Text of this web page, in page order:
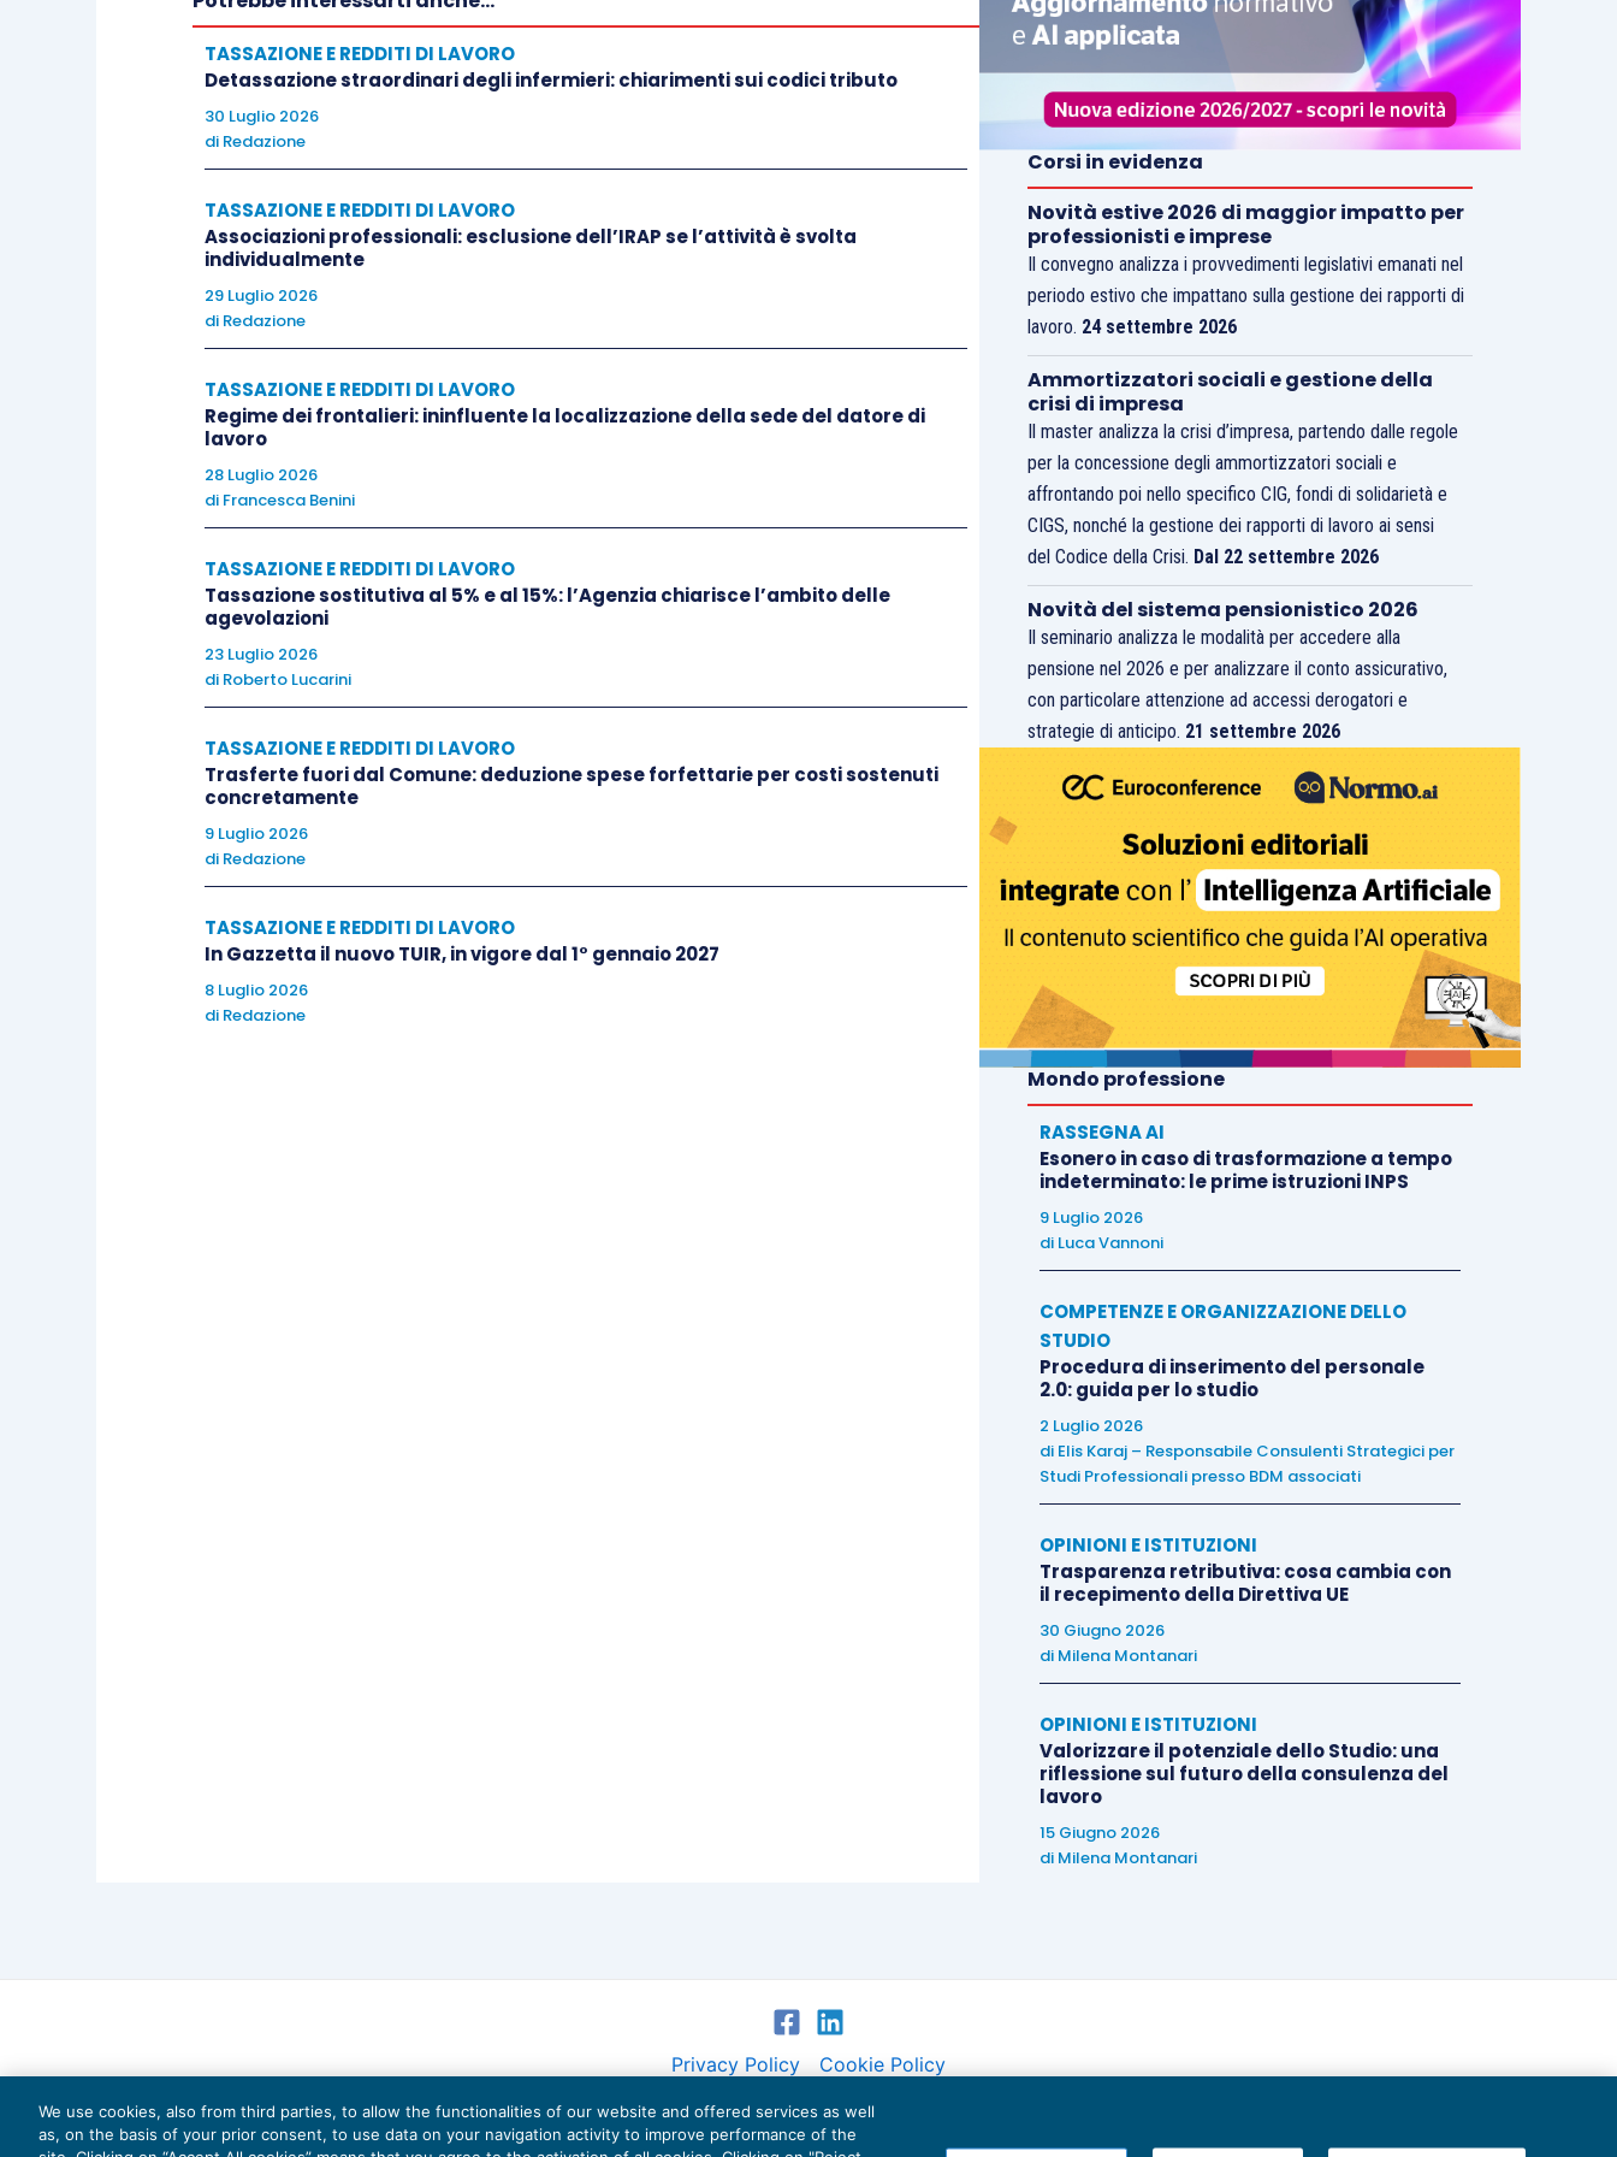
TASSAZIONE E REDDITI DI LAVORO
Detassazione straordinari degli infermieri: chiarimenti sui codici tributo
30 Luglio 2026
di Redazione
TASSAZIONE E REDDITI DI LAVORO
Associazioni professionali: esclusione dell’IRAP se l’attività è svolta
individualmente
29 Luglio 2026
di Redazione
TASSAZIONE E REDDITI DI LAVORO
Regime dei frontalieri: ininfluente la localizzazione della sede del datore di
lavoro
28 Luglio 2026
di Francesca Benini
TASSAZIONE E REDDITI DI LAVORO
Tassazione sostitutiva al 5% e al 15%: l’Agenzia chiarisce l’ambito delle
agevolazioni
23 Luglio 2026
di Roberto Lucarini
TASSAZIONE E REDDITI DI LAVORO
Trasferte fuori dal Comune: deduzione spese forfettarie per costi sostenuti
concretamente
9 Luglio 2026
di Redazione
TASSAZIONE E REDDITI DI LAVORO
In Gazzetta il nuovo TUIR, in vigore dal 1° gennaio 2027
8 Luglio 2026
di Redazione
Corsi in evidenza
Novità estive 2026 di maggior impatto per
professionisti e imprese
Il convegno analizza i provvedimenti legislativi emanati nel
periodo estivo che impattano sulla gestione dei rapporti di
lavoro. 24 settembre 2026
Ammortizzatori sociali e gestione della
crisi di impresa
Il master analizza la crisi d’impresa, partendo dalle regole
per la concessione degli ammortizzatori sociali e
affrontando poi nello specifico CIG, fondi di solidarietà e
CIGS, nonché la gestione dei rapporti di lavoro ai sensi
del Codice della Crisi. Dal 22 settembre 2026
Novità del sistema pensionistico 2026
Il seminario analizza le modalità per accedere alla
pensione nel 2026 e per analizzare il conto assicurativo,
con particolare attenzione ad accessi derogatori e
strategie di anticipo. 21 settembre 2026
Mondo professione
RASSEGNA AI
Esonero in caso di trasformazione a tempo
indeterminato: le prime istruzioni INPS
9 Luglio 2026
di Luca Vannoni
COMPETENZE E ORGANIZZAZIONE DELLO
STUDIO
Procedura di inserimento del personale
2.0: guida per lo studio
2 Luglio 2026
di Elis Karaj – Responsabile Consulenti Strategici per
Studi Professionali presso BDM associati
OPINIONI E ISTITUZIONI
Trasparenza retributiva: cosa cambia con
il recepimento della Direttiva UE
30 Giugno 2026
di Milena Montanari
OPINIONI E ISTITUZIONI
Valorizzare il potenziale dello Studio: una
riflessione sul futuro della consulenza del
lavoro
15 Giugno 2026
di Milena Montanari
Privacy Policy Cookie Policy
Euroconference NEWS è una testata registrata al Tribunale di Milano Reg. n. 8556/2026
Direttore responsabile Sandro Cerato
We use cookies, also from third parties, to allow the functionalities of our website and offered services as well
as, on the basis of your prior consent, to use data on your navigation activity to improve performance of the